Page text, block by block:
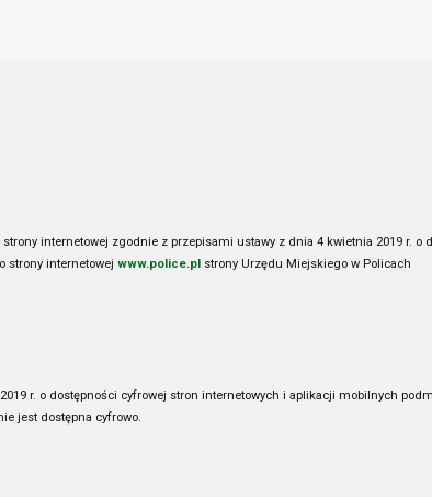
internetowej zgodnie z przepisami ustawy z dnia 4 kwietnia 2019 r.
strony internetowej www.police.pl strony Urzędu Miejskiego w Policach
r. o dostępności cyfrowej stron internetowych i aplikacji mobilnych
jest dostępna cyfrowo.